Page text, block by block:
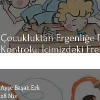
Çocukluktan Ergenliğe
Kontrolü: İçimizdeki
Ayşe Başak Erk
28 Nis